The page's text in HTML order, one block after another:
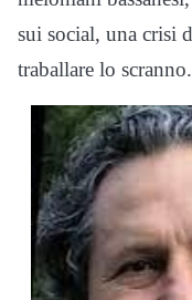
sui social, una crisi
traballare lo scranno.